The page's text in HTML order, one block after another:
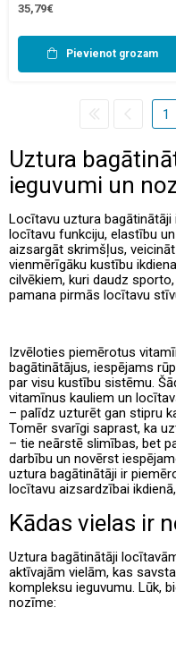
35,79€
Pievienot grozam
1
Uztura
ieguvumi un
Locītavu uztura
locītavu funkciju, elastību
aizsargāt skrimšļus,
vienmērīgāku kustību
cilvēkiem, kuri daudz
pamana pirmās locītavu
Izvēloties piemērotus
bagātinātājus, iespējams
par visu kustību sistēmu.
vitamīnus kauliem un
– palīdz uzturēt gan stipru
Tomēr svarīgi saprast, ka
– tie neārstē slimības, bet
darbību un novērst
uztura bagātinātāji ir
locītavu aizsardzībai
Kādas vielas ir
Uztura bagātinātāji
aktīvajām vielām, kas
kompleksu ieguvumu. Lūk,
nozīme: